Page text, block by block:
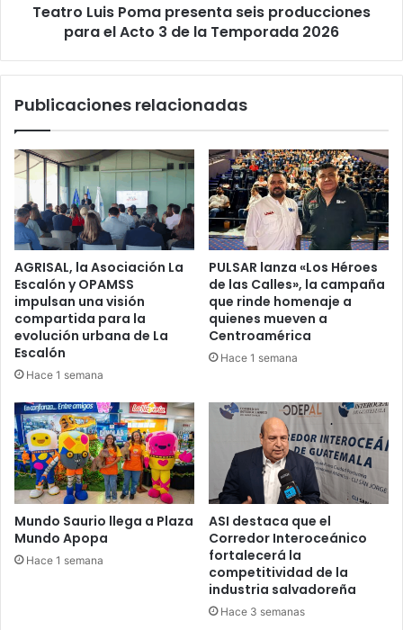
Teatro Luis Poma presenta seis producciones
para el Acto 3 de la Temporada 2026
Publicaciones relacionadas
AGRISAL, la Asociación La
Escalón y OPAMSS
impulsan una visión
compartida para la
evolución urbana de La
Escalón
Hace 1 semana
PULSAR lanza «Los Héroes
de las Calles», la campaña
que rinde homenaje a
quienes mueven a
Centroamérica
Hace 1 semana
Mundo Saurio llega a Plaza
Mundo Apopa
Hace 1 semana
ASI destaca que el
Corredor Interoceánico
fortalecerá la
competitividad de la
industria salvadoreña
Hace 3 semanas